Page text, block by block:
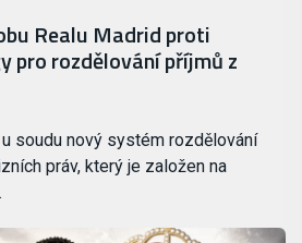
Realu Madrid proti
pro rozdělování příjmů z
soudu nový systém rozdělování
práv, který je založen na